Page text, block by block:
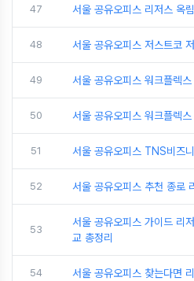
47 서울 공유오피스 리저스 옥
48 서울 공유오피스 저스트코
49 서울 공유오피스 워크플렉
50 서울 공유오피스 워크플렉
51 서울 공유오피스 TNS비즈
52 서울 공유오피스 추천 종로
53
서울 공유오피스 가이드 리
교 총정리
54 서울 공유오피스 찾는다면